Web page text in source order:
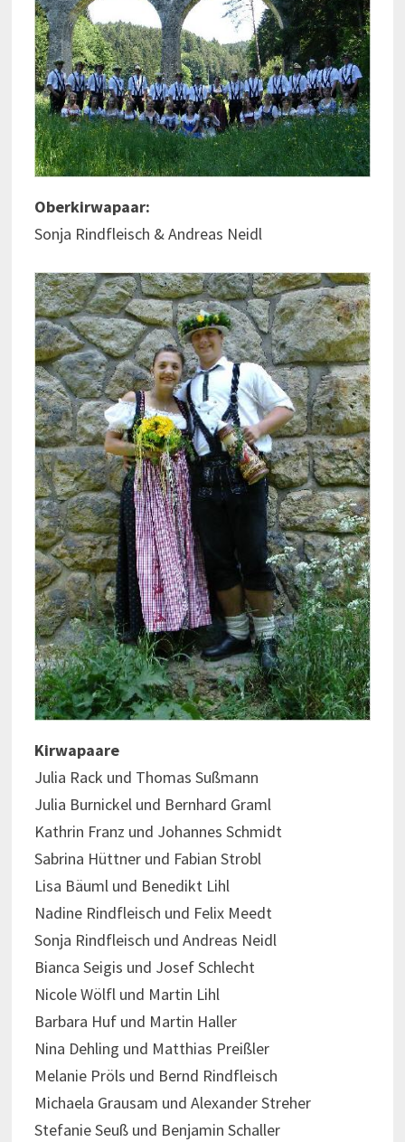
Oberkirwapaar:
Sonja Rindfleisch & Andreas Neidl
Kirwapaare
Julia Rack und Thomas Sußmann
Julia Burnickel und Bernhard Graml
Kathrin Franz und Johannes Schmidt
Sabrina Hüttner und Fabian Strobl
Lisa Bäuml und Benedikt Lihl
Nadine Rindfleisch und Felix Meedt
Sonja Rindfleisch und Andreas Neidl
Bianca Seigis und Josef Schlecht
Nicole Wölfl und Martin Lihl
Barbara Huf und Martin Haller
Nina Dehling und Matthias Preißler
Melanie Pröls und Bernd Rindfleisch
Michaela Grausam und Alexander Streher
Stefanie Seuß und Benjamin Schaller